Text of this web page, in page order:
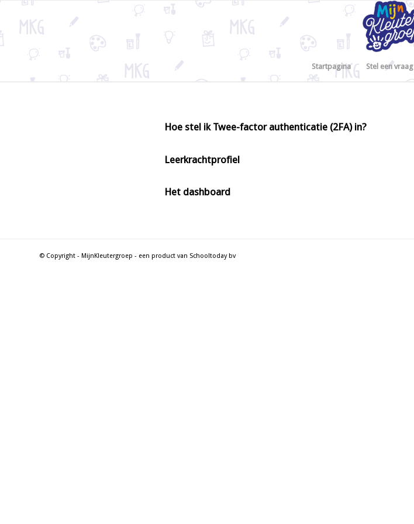
Startpagina Stel een vraag
Hoe stel ik Twee-factor authenticatie (2FA) in?
Leerkrachtprofiel
Het dashboard
© Copyright - MijnKleutergroep - een product van Schooltoday bv